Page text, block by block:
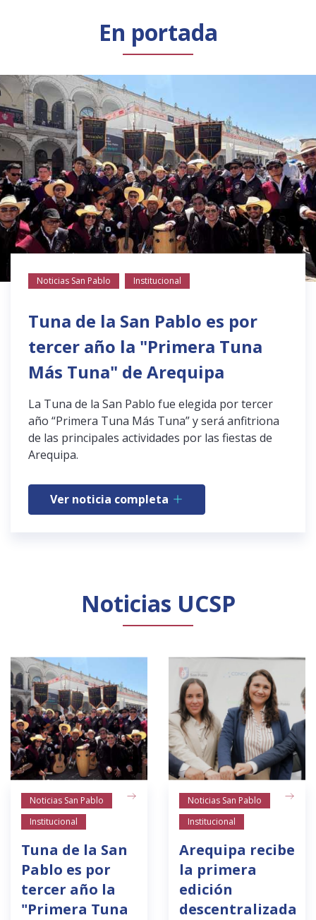
En portada
Noticias San Pablo Institucional
Tuna de la San Pablo es por
tercer año la "Primera Tuna
Más Tuna" de Arequipa
La Tuna de la San Pablo fue elegida por tercer
año “Primera Tuna Más Tuna” y será anfitriona
de las principales actividades por las fiestas de
Arequipa.
Ver noticia completa
Noticias UCSP
Noticias San Pablo
Institucional
Tuna de la San
Pablo es por
tercer año la
"Primera Tuna
Noticias San Pablo
Institucional
Arequipa recibe
la primera
edición
descentralizada